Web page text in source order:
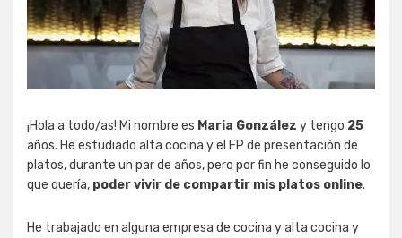
¡Hola a todo/as! Mi nombre es Maria González y tengo 25
años. He estudiado alta cocina y el FP de presentación de
platos, durante un par de años, pero por fin he conseguido lo
que quería, poder vivir de compartir mis platos online.
He trabajado en alguna empresa de cocina y alta cocina y